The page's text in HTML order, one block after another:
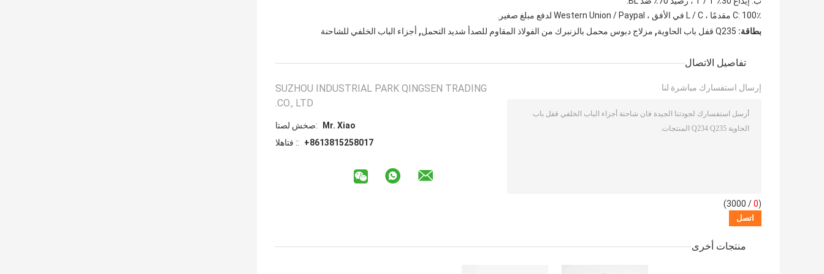
C: 100٪ مقدمًا ، L / C في الأفق ، Western Union / Paypal لدفع مبلغ صغير.
بطاقة: Q235 قفل باب الحاوية , مزلاج دبوس محمل بالزنبرك من الفولاذ المقاوم للصدأ شديد التحمل, أجزاء الباب الخلفي للشاحنة
تفاصيل الاتصال
SUZHOU INDUSTRIAL PARK QINGSEN TRADING
CO., LTD.
اتصل شخص:
Mr. Xiao
الهاتف ::
+8613815258017
إرسال استفسارك مباشرة لنا
(
0
/ 3000)
منتجات أخرى